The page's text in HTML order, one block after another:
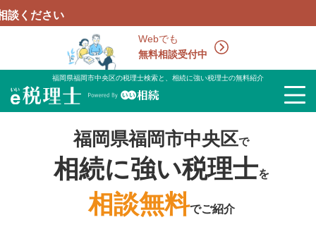
Webでも
無料相談受付中
福岡県福岡市中央区の税理士検索と、相続に強い税理士の無料紹介
福岡県福岡市中央区で
相続に強い税理士を
相談無料でご紹介